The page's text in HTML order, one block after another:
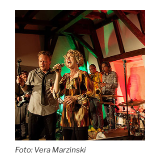
Foto: Vera Marzinski